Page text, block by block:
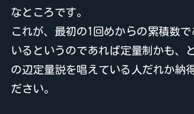
なところです。
これが、最初の1回めからの累積数
いるというのであれば定量制かも、
の辺定量説を唱えている人だれか納
ださい。